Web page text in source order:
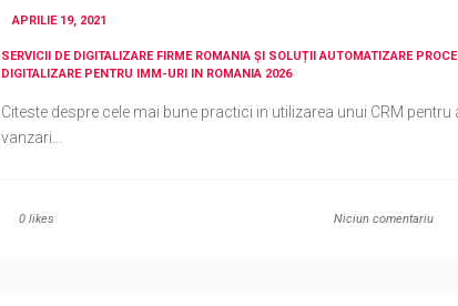
APRILIE 19, 2021
SERVICII DE DIGITALIZARE FIRME ROMANIA ȘI SOLUȚII AUTOMATIZARE
DIGITALIZARE PENTRU IMM-URI IN ROMANIA 2026
Citeste despre cele mai bune practici in utilizarea unui CRM pentru
vanzari...
0 likes Niciun comentariu